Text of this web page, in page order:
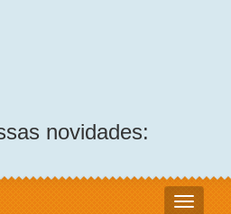
novidades: